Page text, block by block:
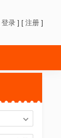
登录 ] [ 注册 ]